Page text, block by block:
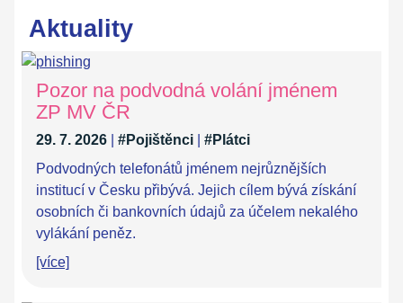
Aktuality
Pozor na podvodná volání jménem
ZP MV ČR
29. 7. 2026 #Pojištěnci
#Plátci
Podvodných telefonátů jménem nejrůznějších
institucí v Česku přibývá. Jejich cílem bývá získání
osobních či bankovních údajů za účelem nekalého
vylákání peněz.
[více]